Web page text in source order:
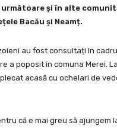
următoare și în alte
Bacău și Neamț.
au fost consultați în
a poposit în comuna Merei.
acasă cu ochelari de
că e mai greu să ajungem